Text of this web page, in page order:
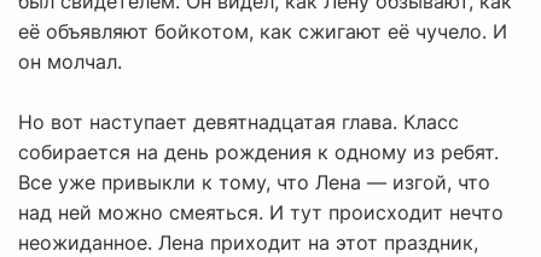
её объявляют бойкотом, как сжигают её чучело. И
он молчал.
Но вот наступает девятнадцатая глава. Класс
собирается на день рождения к одному из ребят.
Все уже привыкли к тому, что Лена — изгой, что
над ней можно смеяться. И тут происходит нечто
неожиданное. Лена приходит на этот праздник,